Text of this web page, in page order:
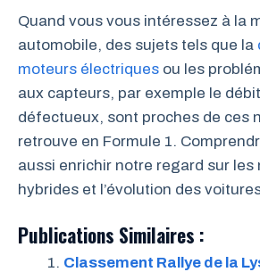
Quand vous vous intéressez à la
automobile, des sujets tels que la
moteurs électriques ou les
aux capteurs, par exemple le
défectueux, sont proches de ces
retrouve en Formule 1.
aussi enrichir notre regard sur
hybrides et l’évolution des
Publications Similaires :
Classement Rallye de la